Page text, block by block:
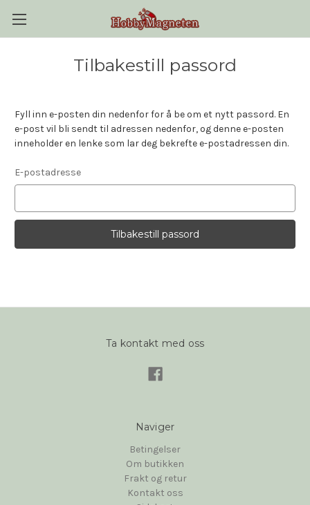
Tilbakestill passord
Fyll inn e-posten din nedenfor for å be om et nytt passord. En
e-post vil bli sendt til adressen nedenfor, og denne e-posten
inneholder en lenke som lar deg bekrefte e-postadressen din.
E-postadresse
Ta kontakt med oss
Naviger
Betingelser
Om butikken
Frakt og retur
Kontakt oss